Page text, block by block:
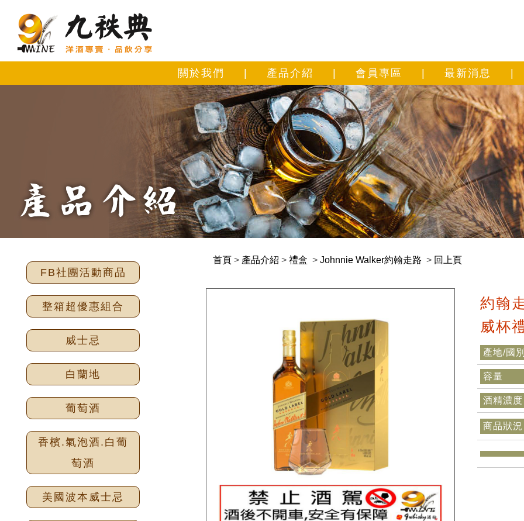
關於我們 產品介紹 會員專區 最新消息
FB社團活動商品
整箱超優惠組合
威士忌
白蘭地
葡萄酒
香檳.氣泡酒.白葡
萄酒
美國波本威士忌
首頁 > 產品介紹 > 禮盒 > Johnnie Walker約翰走路 > 回上頁
約翰
威杯
產地/國
容量
酒精濃度
商品狀況